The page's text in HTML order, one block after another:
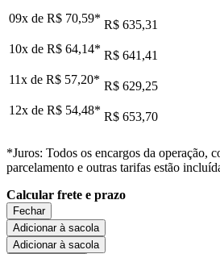
09x de R$ 70,59* R$ 635,31
10x de R$ 64,14* R$ 641,41
11x de R$ 57,20* R$ 629,25
12x de R$ 54,48* R$ 653,70
*Juros: Todos os encargos da operação,
parcelamento e outras tarifas estão
Calcular frete e prazo
Fechar
Adicionar à sacola
Adicionar à sacola